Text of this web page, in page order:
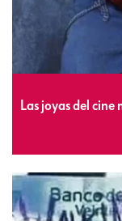
Las joyas del